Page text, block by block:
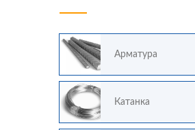
Арматура
Катанка